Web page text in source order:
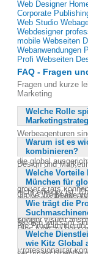
Web Designer
Corporate
Web Studio
Webdesigner
mobile Webseiten
Webanwendungen
Profi Webseiten
FAQ - Fragen
Fragen und kurze
Marketing
Welche Rolle
Werbeagenturen
BMW, da sie die
entwickeln
die global
internationalen
BMW weltweit in
großer Etats
die Marke BMW
effektive
Warum ist es
kombinieren?
Design und
zu steigern und
ansprechendes
nicht effektiv ist.
wenn das Design
es, beides ideal
sowohl visuell
Dies führt zu
und Ressourcen.
Welche Vorteile
München für
Große
BMW den Vorteil,
Agenturen können
Medien wirksam
how, um
Markenpräsenz
Professionalität
Wie trägt die
Die
bei, indem sie
Standards
Welche
wie Kitz Global